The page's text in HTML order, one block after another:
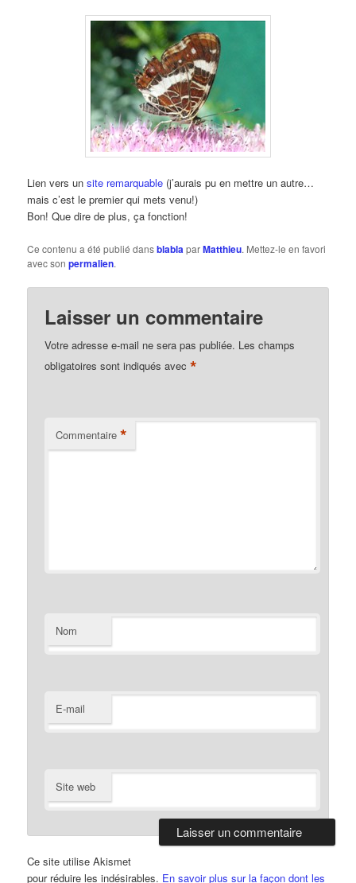
Lien vers unsite remarquable (j’aurais pu en mettre un autre…
mais c’est le premier qui mets venu!)
Bon! Que dire de plus, ça fonction!
Ce contenu a été publié dansblabla parMatthieu. Mettez-le en favori
avec sonpermalien.
Laisser un commentaire
Votre adresse e-mail ne sera pas publiée. Les champs
obligatoires sont indiqués avec*
Commentaire *
Nom
E-mail
Site web
Ce site utilise Akismet
pour réduire les indésirables. En savoir plus sur la façon dont les